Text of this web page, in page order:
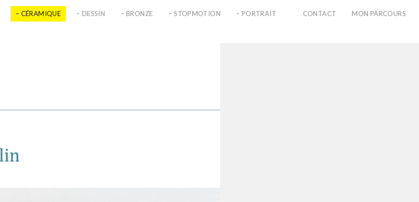
– CÉRAMIQUE – DESSIN – BRONZE – STOPMOTION
– PORTRAIT
CONTACT MON PARCOURS